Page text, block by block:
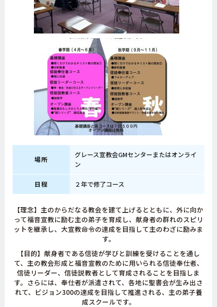
場所
グレース宣教会GMセンターまたはオンライ
ン
日程 ２年で修了コース
【理念】主のからだなる教会を建て上げるとともに、外に向か
って福音宣教に励む主の弟子を育成し、献身者の群れのスピリ
ットを継承し、大宣教命令の達成を目指して主のわざに励みま
す。
【目的】献身者である信徒が学びと訓練を受けることを通し
て、主の教会形成と福音宣教のために用いられる信徒奉仕者、
信徒リーダー、信徒説教者として育成されることを目指しま
す。さらには、奉仕者が派遣されて、各地に聖書会が生み出さ
れて、ビジョン300の達成を目指して推進される、主の弟子養
成スクールです。